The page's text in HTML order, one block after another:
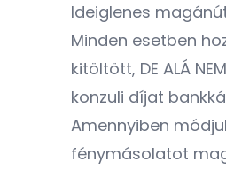
Ideiglenes
Minden esetben
kitöltött, DE ALÁ
konzuli díjat
Amennyiben
fénymásolatot